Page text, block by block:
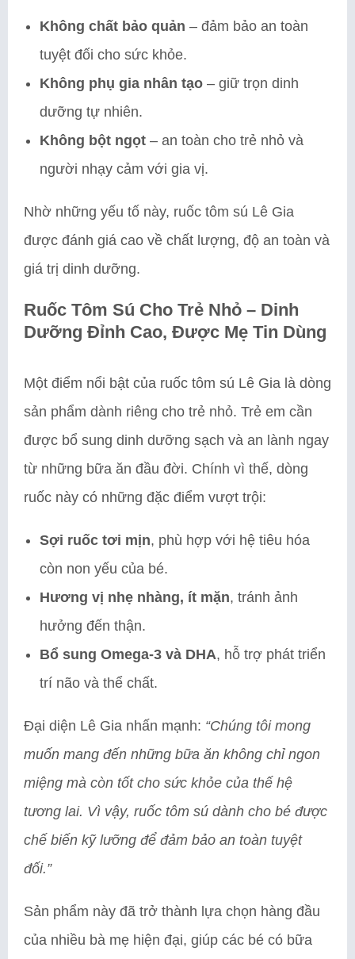
Không chất bảo quản – đảm bảo an toàn
tuyệt đối cho sức khỏe.
Không phụ gia nhân tạo – giữ trọn dinh
dưỡng tự nhiên.
Không bột ngọt – an toàn cho trẻ nhỏ và
người nhạy cảm với gia vị.
Nhờ những yếu tố này, ruốc tôm sú Lê Gia
được đánh giá cao về chất lượng, độ an toàn và
giá trị dinh dưỡng.
Ruốc Tôm Sú Cho Trẻ Nhỏ – Dinh
Dưỡng Đỉnh Cao, Được Mẹ Tin Dùng
Một điểm nổi bật của ruốc tôm sú Lê Gia là dòng
sản phẩm dành riêng cho trẻ nhỏ. Trẻ em cần
được bổ sung dinh dưỡng sạch và an lành ngay
từ những bữa ăn đầu đời. Chính vì thế, dòng
ruốc này có những đặc điểm vượt trội:
Sợi ruốc tơi mịn, phù hợp với hệ tiêu hóa
còn non yếu của bé.
Hương vị nhẹ nhàng, ít mặn, tránh ảnh
hưởng đến thận.
Bổ sung Omega-3 và DHA, hỗ trợ phát triển
trí não và thể chất.
Đại diện Lê Gia nhấn mạnh: “Chúng tôi mong
muốn mang đến những bữa ăn không chỉ ngon
miệng mà còn tốt cho sức khỏe của thế hệ
tương lai. Vì vậy, ruốc tôm sú dành cho bé được
chế biến kỹ lưỡng để đảm bảo an toàn tuyệt
đối.”
Sản phẩm này đã trở thành lựa chọn hàng đầu
của nhiều bà mẹ hiện đại, giúp các bé có bữa